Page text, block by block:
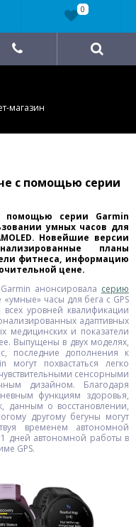
магазин
с помощью серии
помощью серии Garmin
умных часов для
Новейшие версии
планы
фитнеса, информацию
цене.
анонсировала серию
часы для бега с GPS
уровней квалификации
адаптивных
медицинских и показатели
Выпущены в двух моделях,
последние дополнения к
похвастаться легко
сенсорными
дизайном. Благодаря
функциям здоровья,
данным о восстановлении,
другому бегуны могут
временем автономной
дней автономной работы в
GPS.
0